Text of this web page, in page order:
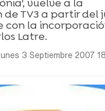
vuelve a la
TV3 a partir del
con la
Latre.
3 Septiembre 2007